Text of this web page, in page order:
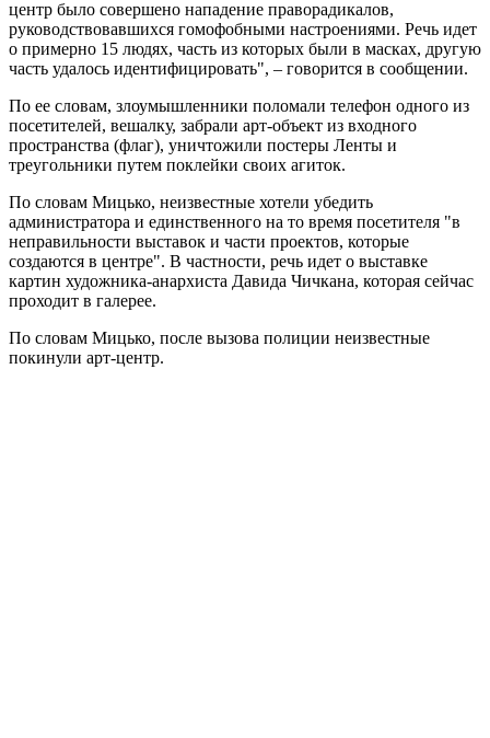
центр было совершено нападение праворадикалов,
руководствовавшихся гомофобными настроениями. Речь идет
о примерно 15 людях, часть из которых были в масках, другую
часть удалось идентифицировать", – говорится в сообщении.
По ее словам, злоумышленники поломали телефон одного из
посетителей, вешалку, забрали арт-объект из входного
пространства (флаг), уничтожили постеры Ленты и
треугольники путем поклейки своих агиток.
По словам Мицько, неизвестные хотели убедить
администратора и единственного на то время посетителя "в
неправильности выставок и части проектов, которые
создаются в центре". В частности, речь идет о выставке
картин художника-анархиста Давида Чичкана, которая сейчас
проходит в галерее.
По словам Мицько, после вызова полиции неизвестные
покинули арт-центр.